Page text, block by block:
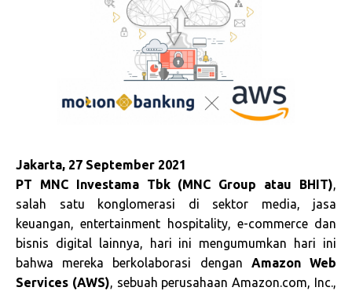
Jakarta, 27 September 2021
PT MNC Investama Tbk (MNC Group atau BHIT),
salah satu konglomerasi di sektor media, jasa
keuangan, entertainment hospitality, e-commerce dan
bisnis digital lainnya, hari ini mengumumkan hari ini
bahwa mereka berkolaborasi dengan Amazon Web
Services (AWS), sebuah perusahaan Amazon.com, Inc.,